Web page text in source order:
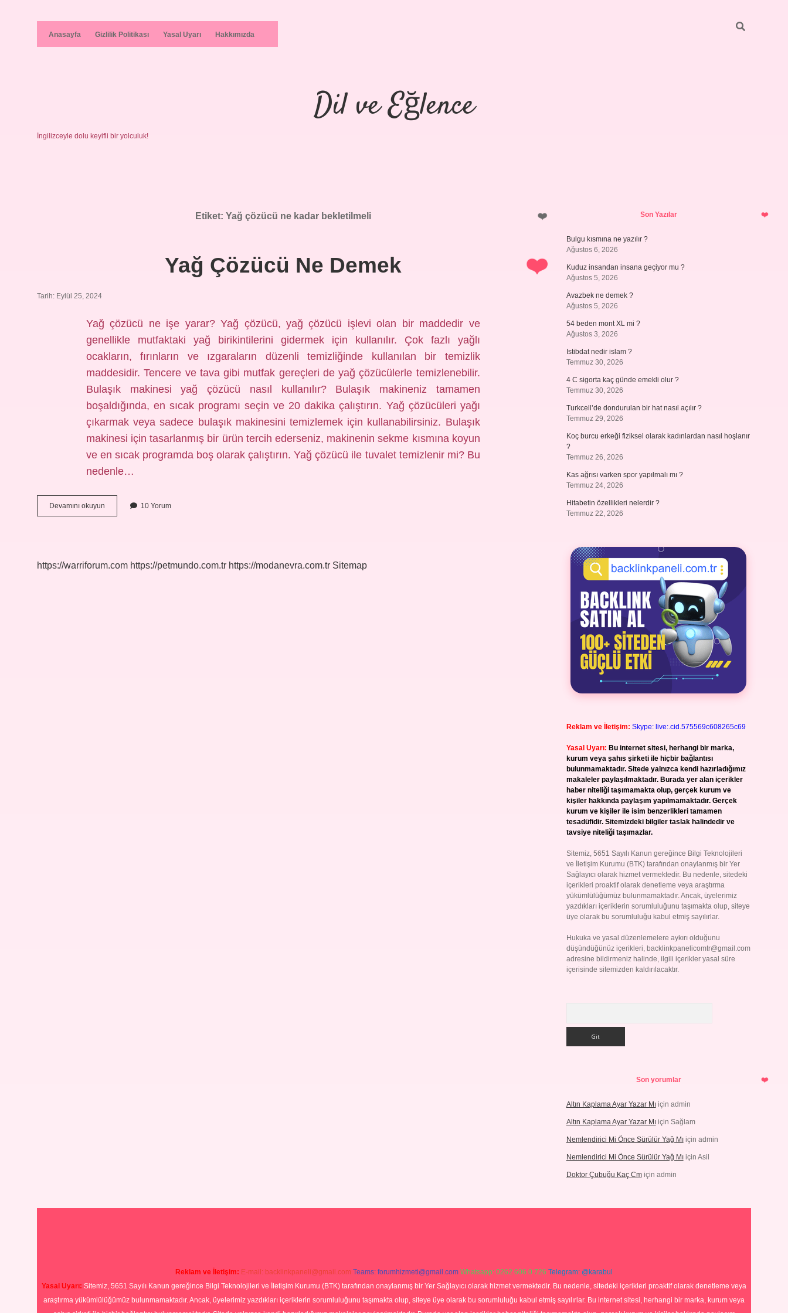
Anasayfa Gizlilik Politikası Yasal Uyarı Hakkımızda
Dil ve Eğlence
İngilizceyle dolu keyifli bir yolculuk!
Etiket: Yağ çözücü ne kadar bekletilmeli
Yağ Çözücü Ne Demek
Tarih: Eylül 25, 2024
Yağ çözücü ne işe yarar? Yağ çözücü, yağ çözücü işlevi olan bir maddedir ve
genellikle mutfaktaki yağ birikintilerini gidermek için kullanılır. Çok fazlı yağlı
ocakların, fırınların ve ızgaraların düzenli temizliğinde kullanılan bir temizlik
maddesidir. Tencere ve tava gibi mutfak gereçleri de yağ çözücülerle temizlenebilir.
Bulaşık makinesi yağ çözücü nasıl kullanılır? Bulaşık makineniz tamamen
boşaldığında, en sıcak programı seçin ve 20 dakika çalıştırın. Yağ çözücüleri yağı
çıkarmak veya sadece bulaşık makinesini temizlemek için kullanabilirsiniz. Bulaşık
makinesi için tasarlanmış bir ürün tercih ederseniz, makinenin sekme kısmına koyun
ve en sıcak programda boş olarak çalıştırın. Yağ çözücü ile tuvalet temizlenir mi? Bu
nedenle…
Devamını okuyun
Çözücü
10 Yorum
https://warriforum.com https://petmundo.com.tr https://modanevra.com.tr Sitemap
SidebarSon Yazılar
Bulgu kısmına ne yazılır ?
Ağustos 6, 2026
Kuduz insandan insana geçiyor mu ?
Ağustos 5, 2026
Avazbek ne demek ?
Ağustos 5, 2026
54 beden mont XL mi ?
Ağustos 3, 2026
Istibdat nedir islam ?
Temmuz 30, 2026
4 C sigorta kaç günde emekli olur ?
Temmuz 30, 2026
Turkcell’de dondurulan bir hat nasıl açılır ?
Temmuz 29, 2026
Koç burcu erkeği fiziksel olarak kadınlardan nasıl hoşlanır
?
Temmuz 26, 2026
Kas ağrısı varken spor yapılmalı mı ?
Temmuz 24, 2026
Hitabetin özellikleri nelerdir ?
Temmuz 22, 2026
Reklam ve İletişim: Skype: live:.cid.575569c608265c69
Yasal Uyarı: Bu internet sitesi, herhangi bir marka,
kurum veya şahıs şirketi ile hiçbir bağlantısı
bulunmamaktadır. Sitede yalnızca kendi hazırladığımız
makaleler paylaşılmaktadır. Burada yer alan içerikler
haber niteliği taşımamakta olup, gerçek kurum ve
kişiler hakkında paylaşım yapılmamaktadır. Gerçek
kurum ve kişiler ile isim benzerlikleri tamamen
tesadüfidir. Sitemizdeki bilgiler taslak halindedir ve
tavsiye niteliği taşımazlar.
Sitemiz, 5651 Sayılı Kanun gereğince Bilgi Teknolojileri
ve İletişim Kurumu (BTK) tarafından onaylanmış bir Yer
Sağlayıcı olarak hizmet vermektedir. Bu nedenle, sitedeki
içerikleri proaktif olarak denetleme veya araştırma
yükümlülüğümüz bulunmamaktadır. Ancak, üyelerimiz
yazdıkları içeriklerin sorumluluğunu taşımakta olup, siteye
üye olarak bu sorumluluğu kabul etmiş sayılırlar.
Hukuka ve yasal düzenlemelere aykırı olduğunu
düşündüğünüz içerikleri, backlinkpanelicomtr@gmail.com
adresine bildirmeniz halinde, ilgili içerikler yasal süre
içerisinde sitemizden kaldırılacaktır.
Son yorumlar
Altın Kaplama Ayar Yazar Mıiçin admin
Altın Kaplama Ayar Yazar Mıiçin Sağlam
Nemlendirici Mi Önce Sürülür Yağ Mıiçin admin
Nemlendirici Mi Önce Sürülür Yağ Mıiçin Asil
Doktor Çubuğu Kaç Cmiçin admin
Reklam ve İletişim: E-mail: backlinkpaneli@gmail.com Teams: forumhizmeti@gmail.com Whatsapp: 0262 606 0 726 Telegram: @karabul
Yasal Uyarı: Sitemiz, 5651 Sayılı Kanun gereğince Bilgi Teknolojileri ve İletişim Kurumu (BTK) tarafından onaylanmış bir Yer Sağlayıcı olarak hizmet vermektedir. Bu nedenle, sitedeki içerikleri proaktif olarak denetleme veya
araştırma yükümlülüğümüz bulunmamaktadır. Ancak, üyelerimiz yazdıkları içeriklerin sorumluluğunu taşımakta olup, siteye üye olarak bu sorumluluğu kabul etmiş sayılırlar. Bu internet sitesi, herhangi bir marka, kurum veya